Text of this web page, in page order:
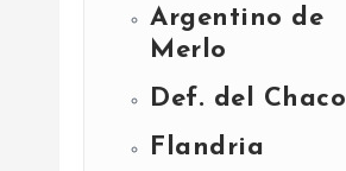
Argentino de
Merlo
Def. del Chaco
Flandria